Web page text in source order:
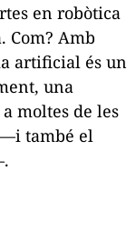
en robòtica
Com? Amb
artificial és un
una
moltes de les
—i també el